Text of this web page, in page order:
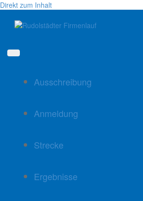
Direkt zum Inhalt
Ausschreibung
Anmeldung
Strecke
Ergebnisse